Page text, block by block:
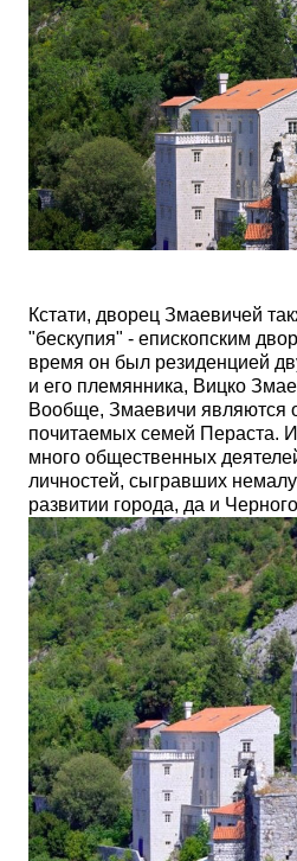
Кстати, дворец Змаевичей
"бескупия" - епископским
время он был резиденцией
и его племянника, Вицко
Вообще, Змаевичи являются
почитаемых семей Пераста.
много общественных
личностей, сыгравших
развитии города, да и